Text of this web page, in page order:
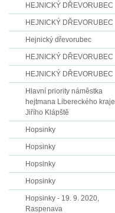
HEJNICKÝ DŘEVORUBEC
HEJNICKÝ DŘEVORUBEC
Hejnický dřevorubec
HEJNICKÝ DŘEVORUBEC
HEJNICKÝ DŘEVORUBEC
Hlavní priority náměstka
hejtmana Libereckého kraje
Jiřího Klápště
Hopsinky
Hopsinky
Hopsinky
Hopsinky
Hopsinky - 19. 9. 2020,
Raspenava